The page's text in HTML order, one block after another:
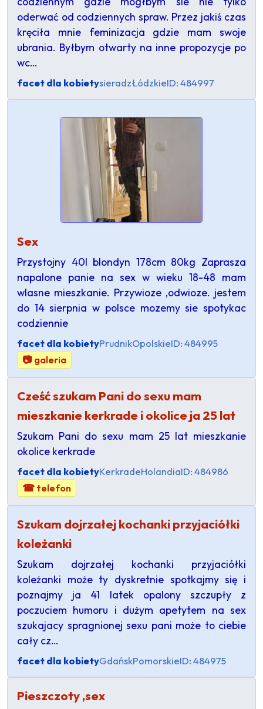
oderwać od codziennych spraw. Przez jakiś czas
kręciła mnie feminizacja gdzie mam swoje
ubrania. Byłbym otwarty na inne propozycje po
wc…
facet dla kobietysieradzŁódzkieID: 484997
Sex
Przystojny 40l blondyn 178cm 80kg Zaprasza
napalone panie na sex w wieku 18-48 mam
wlasne mieszkanie. Przywioze ,odwioze. jestem
do 14 sierpnia w polsce mozemy sie spotykac
codziennie
facet dla kobietyPrudnikOpolskieID: 484995
📷 galeria
Cześć szukam Pani do sexu mam
mieszkanie kerkrade i okolice ja 25 lat
Szukam Pani do sexu mam 25 lat mieszkanie
okolice kerkrade
facet dla kobietyKerkradeHolandiaID: 484986
☎ telefon
Szukam dojrzałej kochanki przyjaciółki
koleżanki
Szukam dojrzałej kochanki przyjaciółki
koleżanki może ty dyskretnie spotkajmy się i
poznajmy ja 41 latek opalony szczupły z
poczuciem humoru i dużym apetytem na sex
szukajacy spragnionej sexu pani może to ciebie
cały cz…
facet dla kobietyGdańskPomorskieID: 484975
Pieszczoty ,sex